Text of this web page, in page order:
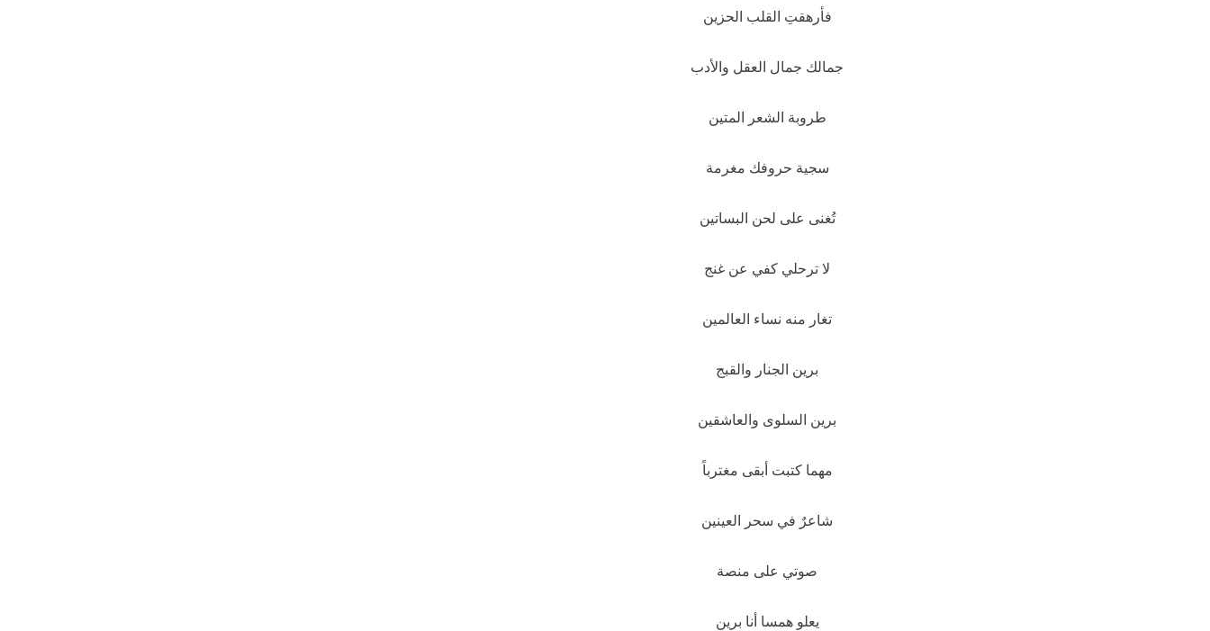
فأرهقتِ القلب الحزين
جمالك جمال العقل والأدب
طروبة الشعر المتين
سجية حروفك مغرمة
تُغنى على لحن البساتين
لا ترحلي كفي عن غنج
تغار منه نساء العالمين
برين الجنار والقبج
برين السلوى والعاشقين
مهما كتبت أبقى مغترباً
شاعرٌ في سحر العينين
صوتي على منصة
يعلو همسا أنا برين